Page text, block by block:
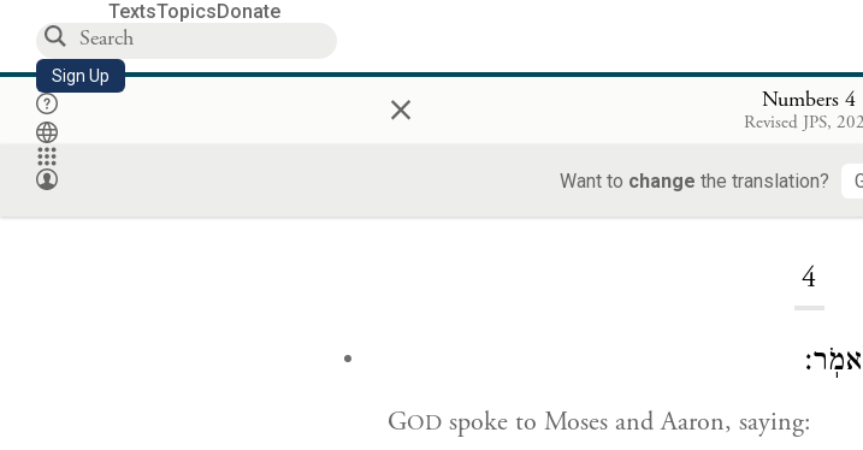
TextsTopicsDonate
Sign Up × Numbers 4
Revised JPS,
Want to change the translation?
4
GOD spoke to Moses and Aaron, saying: